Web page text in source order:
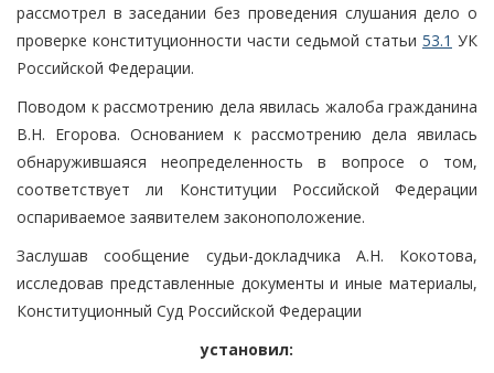
рассмотрел в заседании без проведения слушания дело о
проверке конституционности части седьмой статьи 53.1 УК
Российской Федерации.
Поводом к рассмотрению дела явилась жалоба гражданина
В.Н. Егорова. Основанием к рассмотрению дела явилась
обнаружившаяся неопределенность в вопросе о том,
соответствует ли Конституции Российской Федерации
оспариваемое заявителем законоположение.
Заслушав сообщение судьи-докладчика А.Н. Кокотова,
исследовав представленные документы и иные материалы,
Конституционный Суд Российской Федерации
установил: